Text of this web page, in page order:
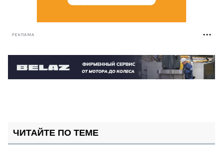
РЕКЛАМА
ЧИТАЙТЕ ПО ТЕМЕ